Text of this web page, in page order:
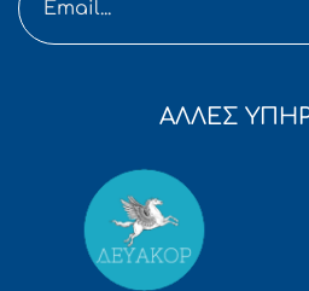
ΑΛΛΕΣ